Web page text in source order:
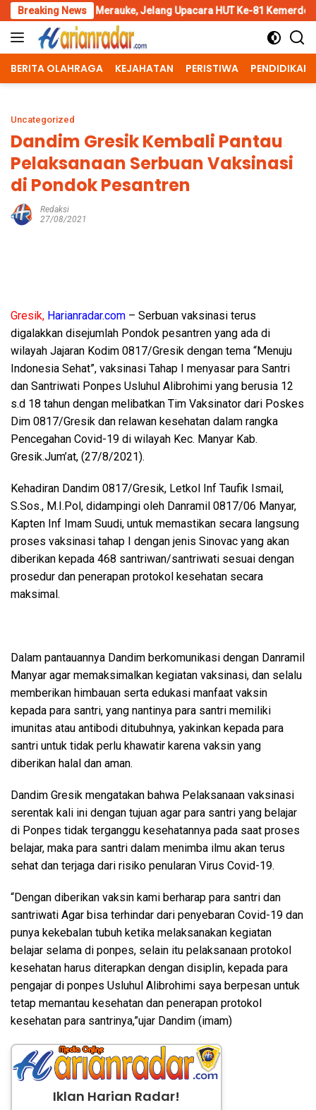
Skip
to
content
Breaking News
Jelang Upacara HUT Ke-81 Kemerdekaan RI
BERITA OLAHRAGA KEJAHATAN PERISTIWA PENDIDIKAN
Uncategorized
Dandim Gresik Kembali Pantau
Pelaksanaan Serbuan Vaksinasi
di Pondok Pesantren
Redaksi
27/08/2021
Gresik, Harianradar.com – Serbuan vaksinasi terus
digalakkan disejumlah Pondok pesantren yang ada di
wilayah Jajaran Kodim 0817/Gresik dengan tema “Menuju
Indonesia Sehat”, vaksinasi Tahap I menyasar para Santri
dan Santriwati Ponpes Usluhul Alibrohimi yang berusia 12
s.d 18 tahun dengan melibatkan Tim Vaksinator dari Poskes
Dim 0817/Gresik dan relawan kesehatan dalam rangka
Pencegahan Covid-19 di wilayah Kec. Manyar Kab.
Gresik.Jum’at, (27/8/2021).
Kehadiran Dandim 0817/Gresik, Letkol Inf Taufik Ismail,
S.Sos., M.I.Pol, didampingi oleh Danramil 0817/06 Manyar,
Kapten Inf Imam Suudi, untuk memastikan secara langsung
proses vaksinasi tahap I dengan jenis Sinovac yang akan
diberikan kepada 468 santriwan/santriwati sesuai dengan
prosedur dan penerapan protokol kesehatan secara
maksimal.
Dalam pantauannya Dandim berkomunikasi dengan Danramil
Manyar agar memaksimalkan kegiatan vaksinasi, dan selalu
memberikan himbauan serta edukasi manfaat vaksin
kepada para santri, yang nantinya para santri memiliki
imunitas atau antibodi ditubuhnya, yakinkan kepada para
santri untuk tidak perlu khawatir karena vaksin yang
diberikan halal dan aman.
Dandim Gresik mengatakan bahwa Pelaksanaan vaksinasi
serentak kali ini dengan tujuan agar para santri yang belajar
di Ponpes tidak terganggu kesehatannya pada saat proses
belajar, maka para santri dalam menimba ilmu akan terus
sehat dan terjaga dari risiko penularan Virus Covid-19.
“Dengan diberikan vaksin kami berharap para santri dan
santriwati Agar bisa terhindar dari penyebaran Covid-19 dan
punya kekebalan tubuh ketika melaksanakan kegiatan
belajar selama di ponpes, selain itu pelaksanaan protokol
kesehatan harus diterapkan dengan disiplin, kepada para
pengajar di ponpes Usluhul Alibrohimi saya berpesan untuk
tetap memantau kesehatan dan penerapan protokol
kesehatan para santrinya,”ujar Dandim (imam)
Iklan Harian Radar!